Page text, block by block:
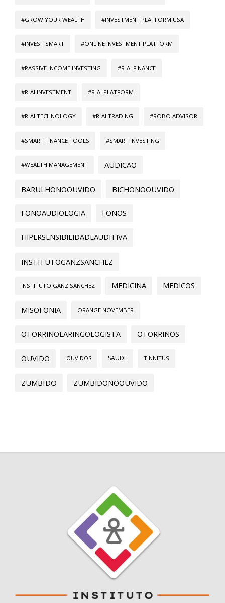
#GROW YOUR WEALTH #INVESTMENT PLATFORM USA
#INVEST SMART #ONLINE INVESTMENT PLATFORM
#PASSIVE INCOME INVESTING #R-AI FINANCE
#R-AI INVESTMENT #R-AI PLATFORM
#R-AI TECHNOLOGY #R-AI TRADING #ROBO ADVISOR
#SMART FINANCE TOOLS #SMART INVESTING
#WEALTH MANAGEMENT AUDICAO
BARULHONOOUVIDO BICHONOOUVIDO
FONOAUDIOLOGIA FONOS
HIPERSENSIBILIDADEAUDITIVA
INSTITUTOGANZSANCHEZ
INSTITUTO GANZ SANCHEZ MEDICINA MEDICOS
MISOFONIA ORANGE NOVEMBER
OTORRINOLARINGOLOGISTA OTORRINOS
OUVIDO OUVIDOS SAUDE TINNITUS
ZUMBIDO ZUMBIDONOOUVIDO